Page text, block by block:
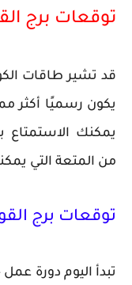
توقعات برج
قد تشير طاقات
يكون رسميًا أكثر
يمكنك
من المتعة التي
توقعات برج
تبدأ اليوم دورة